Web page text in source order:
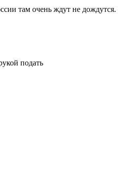
там очень ждут не дождутся.
подать